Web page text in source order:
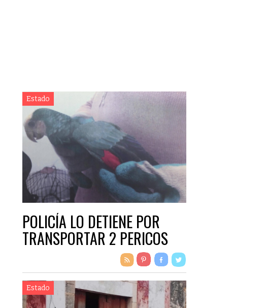
Estado
POLICÍA LO DETIENE POR
TRANSPORTAR 2 PERICOS
Estado